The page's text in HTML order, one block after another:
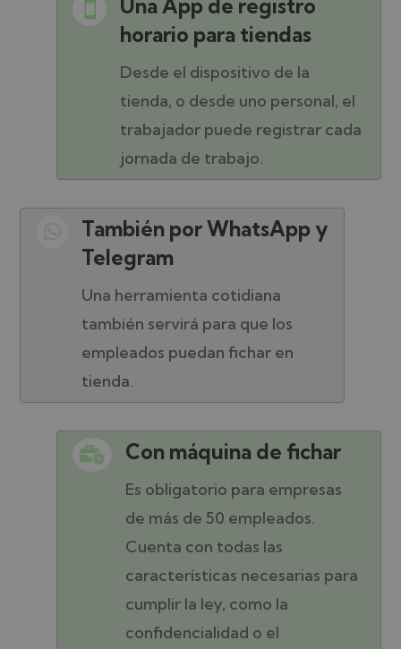

Una App de registro
horario para tiendas
Desde el dispositivo de la
tienda, o desde uno personal, el
trabajador puede registrar cada
jornada de trabajo.
También por WhatsApp y
Telegram
Una herramienta cotidiana
también servirá para que los
empleados puedan fichar en
tienda.
 Con máquina de fichar
Es obligatorio para empresas
de más de 50 empleados.
Cuenta con todas las
características necesarias para
cumplir la ley, como la
confidencialidad o el